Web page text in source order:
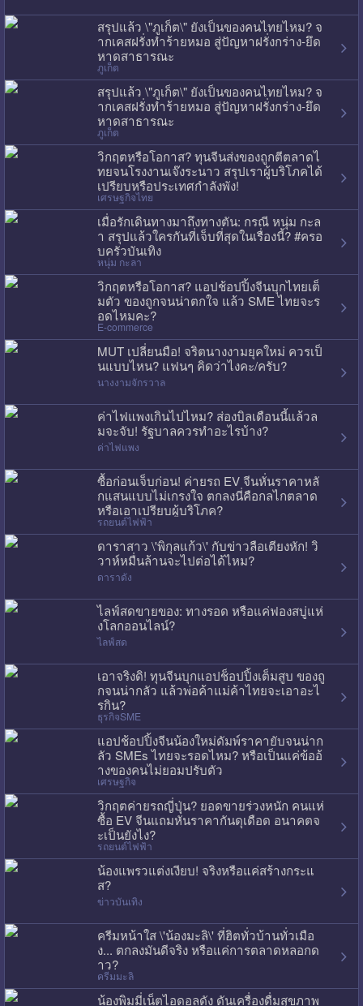
สรุปแล้ว \"ภูเก็ต\" ยังเป็นของคนไทยไหม? จ
ากเคสฝรั่งทำร้ายหมอ สู่ปัญหาฝรั่งกร่าง-ยึด
หาดสาธารณะ
ภูเก็ต
สรุปแล้ว \"ภูเก็ต\" ยังเป็นของคนไทยไหม? จ
ากเคสฝรั่งทำร้ายหมอ สู่ปัญหาฝรั่งกร่าง-ยึด
หาดสาธารณะ
ภูเก็ต
วิกฤตหรือโอกาส? ทุนจีนส่งของถูกตีตลาดไ
ทยจนโรงงานเจ๊งระนาว สรุปเราผู้บริโภคได้
เปรียบหรือประเทศกำลังพัง!
เศรษฐกิจไทย
เมื่อรักเดินทางมาถึงทางตัน: กรณี หนุ่ม กะล
า สรุปแล้วใครกันที่เจ็บที่สุดในเรื่องนี้? #ครอ
บครัวบันเทิง
หนุ่ม กะลา
วิกฤตหรือโอกาส? แอปช้อปปิ้งจีนบุกไทยเต็
มตัว ของถูกจนน่าตกใจ แล้ว SME ไทยจะร
อดไหมคะ?
E-commerce
MUT เปลี่ยนมือ! จริตนางงามยุคใหม่ ควรเป็
นแบบไหน? แฟนๆ คิดว่าไงคะ/ครับ?
นางงามจักรวาล
ค่าไฟแพงเกินไปไหม? ส่องบิลเดือนนี้แล้วล
มจะจับ! รัฐบาลควรทำอะไรบ้าง?
ค่าไฟแพง
ซื้อก่อนเจ็บก่อน! ค่ายรถ EV จีนหั่นราคาหลั
กแสนแบบไม่เกรงใจ ตกลงนี่คือกลไกตลาด
หรือเอาเปรียบผู้บริโภค?
รถยนต์ไฟฟ้า
ดาราสาว \'พิกุลแก้ว\' กับข่าวลือเตียงหัก! วิ
วาห์หมื่นล้านจะไปต่อได้ไหม?
ดาราดัง
ไลฟ์สดขายของ: ทางรอด หรือแค่ฟองสบู่แห่
งโลกออนไลน์?
ไลฟ์สด
เอาจริงดิ! ทุนจีนบุกแอปช็อปปิ้งเต็มสูบ ของถู
กจนน่ากลัว แล้วพ่อค้าแม่ค้าไทยจะเอาอะไ
รกิน?
ธุรกิจSME
แอปช้อปปิ้งจีนน้องใหม่ดัมพ์ราคายับจนน่าก
ลัว SMEs ไทยจะรอดไหม? หรือเป็นแค่ข้ออ้
างของคนไม่ยอมปรับตัว
เศรษฐกิจ
วิกฤตค่ายรถญี่ปุ่น? ยอดขายร่วงหนัก คนแห่
ซื้อ EV จีนแถมหั่นราคากันดุเดือด อนาคตจ
ะเป็นยังไง?
รถยนต์ไฟฟ้า
น้องแพรวแต่งเงียบ! จริงหรือแค่สร้างกระแ
ส?
ข่าวบันเทิง
ครีมหน้าใส \'น้องมะลิ\' ที่ฮิตทั่วบ้านทั่วเมือ
ง... ตกลงมันดีจริง หรือแค่การตลาดหลอกด
าว?
ครีมมะลิ
น้องพิมมี่เน็ตไอดอลดัง ดันเครื่องดื่มสุขภาพ